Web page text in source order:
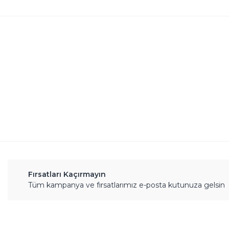
Fırsatları Kaçırmayın
Tüm kampanya ve fırsatlarımız e-posta kutunuza gelsin